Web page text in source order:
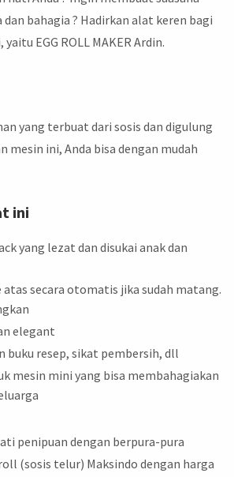
bahagia ? Hadirkan alat keren bagi
EGG ROLL MAKER Ardin.
yang terbuat dari sosis dan digulung
mesin ini, Anda bisa dengan mudah
ini
yang lezat dan disukai anak dan
atas secara otomatis jika sudah matang.
elegant
buku resep, sikat pembersih, dll
mesin mini yang bisa membahagiakan
penipuan dengan berpura-pura
(sosis telur) Maksindo dengan harga